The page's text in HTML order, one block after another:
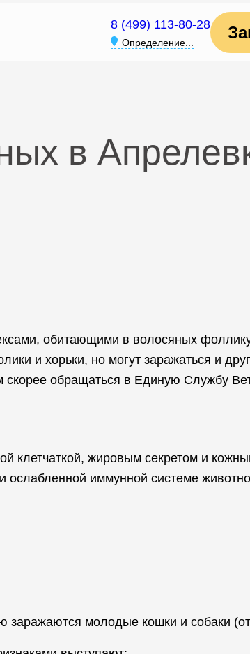
8 (499) 113-80-28
Определение...
в
обитающими в волосяных
и хорьки, но могут заражаться и
скорее обращаться в Единую Службу
жировым секретом и
ослабленной иммунной системе
заражаются молодые кошки и собаки